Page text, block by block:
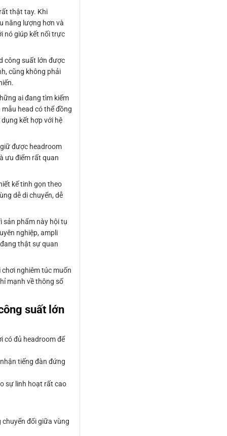
thật tay. Khi
năng lượng hơn và
nó giúp kết nối trực
công suất lớn được
cũng không phải
ai đang tìm kiếm
head có thể đồng
kết hợp với hệ
được headroom
ưu điểm rất quan
kế tinh gọn theo
dễ di chuyển, dễ
sản phẩm này hội tụ
nghiệp, ampli
thật sự quan
nghiêm túc muốn
mạnh về thông số
suất lớn
có đủ headroom để
tiếng đàn đứng
sự linh hoạt rất cao
đổi giữa vùng